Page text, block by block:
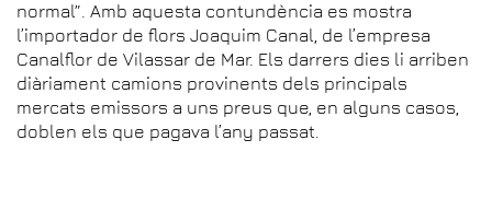
normal”. Amb aquesta contundència es mostra
l’importador de flors Joaquim Canal, de l’empresa
Canalflor de Vilassar de Mar. Els darrers dies li arriben
diàriament camions provinents dels principals
mercats emissors a uns preus que, en alguns casos,
doblen els que pagava l’any passat.